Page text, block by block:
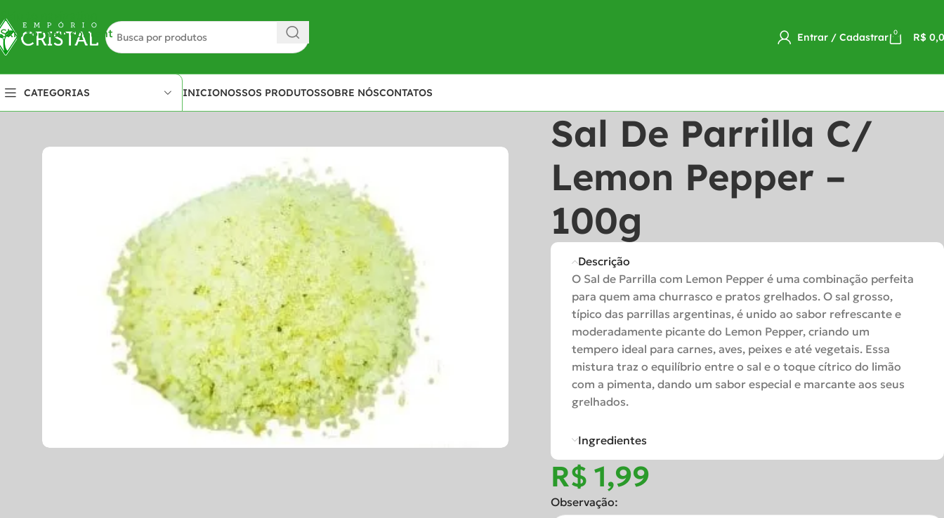
Skip to navigation
Skip to main content
Entrar / Cadastrar 0 R$
CATEGORIAS INICIONOSSOS PRODUTOSSOBRE NÓSCONTATOS
Sal De Parrilla C/
Lemon Pepper –
100g
Descrição
O Sal de Parrilla com Lemon Pepper é uma combinação perfeita
para quem ama churrasco e pratos grelhados. O sal grosso,
típico das parrillas argentinas, é unido ao sabor refrescante e
moderadamente picante do Lemon Pepper, criando um
tempero ideal para carnes, aves, peixes e até vegetais. Essa
mistura traz o equilíbrio entre o sal e o toque cítrico do limão
com a pimenta, dando um sabor especial e marcante aos seus
grelhados.
Ingredientes
R$
Observação: